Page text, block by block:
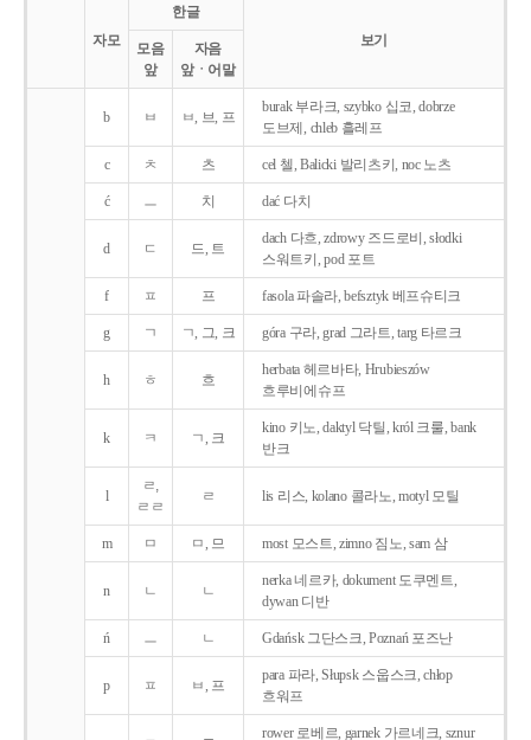
자모
한글
보기
모음
앞
자음
앞ㆍ어말
b ㅂ ㅂ, 브, 프
burak 부라크, szybko 십코, dobrze
도브제, chleb 흘레프
c ㅊ 츠 cel 첼, Balicki 발리츠키, noc 노츠
ć ㅡ 치 dać 다치
d ㄷ 드, 트
dach 다흐, zdrowy 즈드로비, słodki
스워트키, pod 포트
f ㅍ 프 fasola 파솔라, befsztyk 베프슈티크
g ㄱ ㄱ, 그, 크 góra 구라, grad 그라트, targ 타르크
h ㅎ 흐
herbata 헤르바타, Hrubieszów
흐루비에슈프
k ㅋ ㄱ, 크
kino 키노, daktyl 닥틸, król 크룰, bank
반크
l
ㄹ,
ㄹㄹ
ㄹ lis 리스, kolano 콜라노, motyl 모틸
m ㅁ ㅁ, 므 most 모스트, zimno 짐노, sam 삼
n ㄴ ㄴ
nerka 네르카, dokument 도쿠멘트,
dywan 디반
ń ㅡ ㄴ Gdańsk 그단스크, Poznań 포즈난
p ㅍ ㅂ, 프
para 파라, Słupsk 스웁스크, chłop
흐워프
rower 로베르, garnek 가르네크, sznur